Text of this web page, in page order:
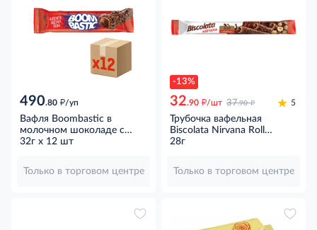
490.80 д/уп
Вафля Boombastic в
молочном шоколаде с
ореховой начинкой и
32г х 12 шт
Только в торговом центре
-13%
32.90 д/шт 37.90 д 5
Трубочка вафельная
Biscolata Nirvana Roll
Hazelnut с молочным
28г
28г
Только в торговом центре